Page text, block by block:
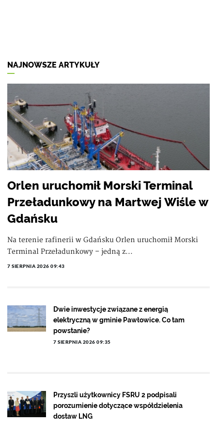
NAJNOWSZE ARTYKUŁY
Orlen uruchomił Morski Terminal
Przeładunkowy na Martwej Wiśle w
Gdańsku
Na terenie rafinerii w Gdańsku Orlen uruchomił Morski
Terminal Przeładunkowy – jedną z...
7 SIERPNIA 2026 09:43
Dwie inwestycje związane z energią
elektryczną w gminie Pawłowice. Co tam
powstanie?
7 SIERPNIA 2026 09:35
Przyszli użytkownicy FSRU 2 podpisali
porozumienie dotyczące współdzielenia
dostaw LNG